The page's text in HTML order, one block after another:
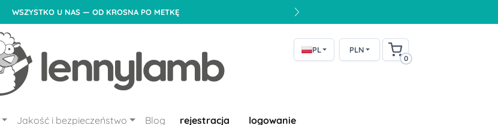
WSZYSTKO U NAS — OD KROSNA PO METKĘ
PL PLN
0
Jakość i bezpieczeństwo Blog rejestracja logowanie